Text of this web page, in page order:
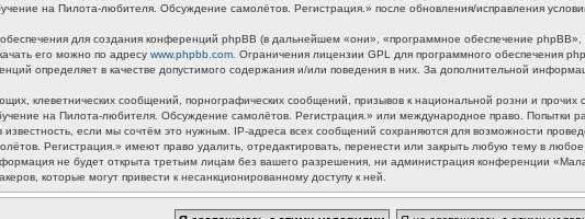
на Пилота-любителя. Обсуждение самолётов. Регистрация.» после обновления/исправления
для создания конференций phpBB (в дальнейшем «они», «программное обеспечение
его можно по адресу www.phpbb.com . Ограничения лицензии GPL для программного обеспечения
определяет в качестве допустимого содержания и/или поведения в них. За дополнительной
клеветнических сообщений, порнографических сообщений, призывов к национальной розни и
на Пилота-любителя. Обсуждение самолётов. Регистрация.» или международное право. Попытки
если мы сочтём это нужным. IP-адреса всех сообщений сохраняются для возможности
Регистрация.» имеют право удалить, отредактировать, перенести или закрыть любую тему в
не будет открыта третьим лицам без вашего разрешения, ни администрация конференции
которые могут привести к несанкционированному доступу к ней.